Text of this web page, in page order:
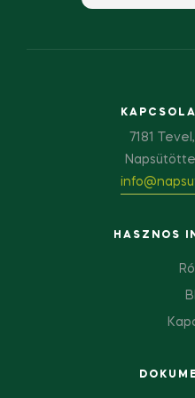
7181
HASZNOS